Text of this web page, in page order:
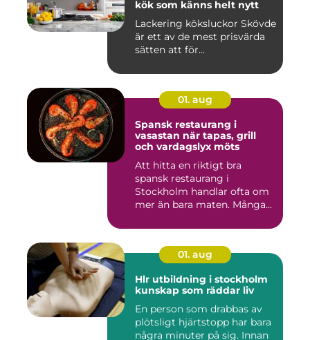
kök som känns helt nytt
Lackering köksluckor Skövde
är ett av de mest prisvärda
sätten att för...
01. aug
Spansk restaurang i
vasastan när tapas, grill
och vardagslyx möts
Att hitta en riktigt bra
spansk restaurang i
Stockholm handlar ofta om
mer än bara maten. Många
01. aug
Hlr utbildning i stockholm
kunskap som räddar liv
En person som drabbas av
plötsligt hjärtstopp har bara
några minuter på sig. Innan